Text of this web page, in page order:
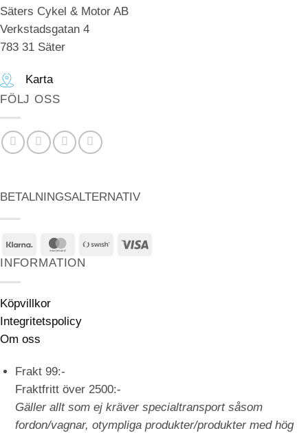
Säters Cykel & Motor AB
Verkstadsgatan 4
783 31 Säter
Karta
FÖLJ OSS
BETALNINGSALTERNATIV
Klarna MasterCard
Swish Visa
INFORMATION
Köpvillkor
Integritetspolicy
Om oss
Frakt 99:-
Fraktfritt över 2500:-
Gäller allt som ej kräver specialtransport såsom
fordon/vagnar, otympliga produkter/produkter med hög